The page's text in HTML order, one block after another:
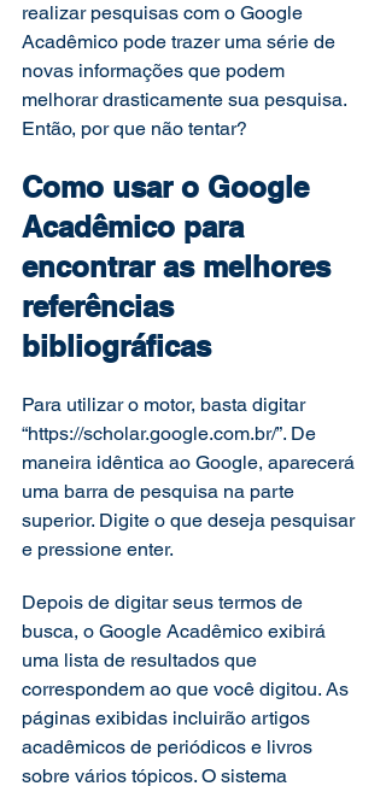
realizar pesquisas com o Google
Acadêmico pode trazer uma série de
novas informações que podem
melhorar drasticamente sua pesquisa.
Então, por que não tentar?
Como usar o Google
Acadêmico para
encontrar as melhores
referências
bibliográficas
Para utilizar o motor, basta digitar
“https://scholar.google.com.br/”. De
maneira idêntica ao Google, aparecerá
uma barra de pesquisa na parte
superior. Digite o que deseja pesquisar
e pressione enter.
Depois de digitar seus termos de
busca, o Google Acadêmico exibirá
uma lista de resultados que
correspondem ao que você digitou. As
páginas exibidas incluirão artigos
acadêmicos de periódicos e livros
sobre vários tópicos. O sistema